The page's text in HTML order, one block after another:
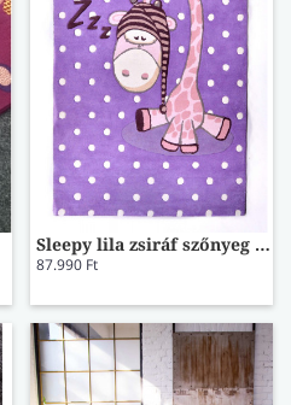
Sleepy lila zsiráf szőnyeg 90x150
87.990 Ft